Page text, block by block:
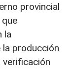
provincial
la
la producción
verificación